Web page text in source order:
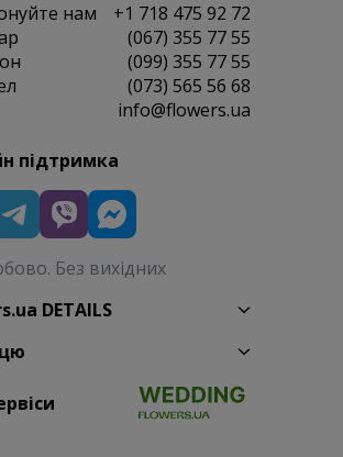
нам
+1 718 475 92 72
(067) 355 77 55
(099) 355 77 55
(073) 565 56 68
info@flowers.ua
підтримка
Без вихідних
DETAILS